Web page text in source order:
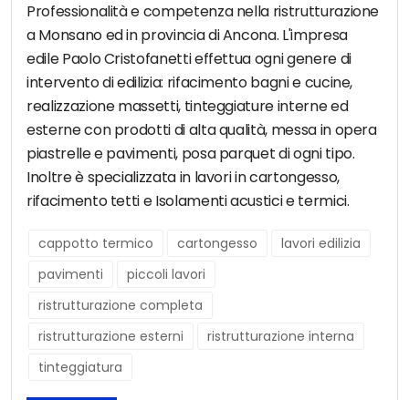
Professionalità e competenza nella ristrutturazione
a Monsano ed in provincia di Ancona. L'impresa
edile Paolo Cristofanetti effettua ogni genere di
intervento di edilizia: rifacimento bagni e cucine,
realizzazione massetti, tinteggiature interne ed
esterne con prodotti di alta qualità, messa in opera
piastrelle e pavimenti, posa parquet di ogni tipo.
Inoltre è specializzata in lavori in cartongesso,
rifacimento tetti e Isolamenti acustici e termici.
cappotto termico cartongesso
lavori edilizia
pavimenti
piccoli lavori
ristrutturazione completa
ristrutturazione esterni
ristrutturazione interna
tinteggiatura